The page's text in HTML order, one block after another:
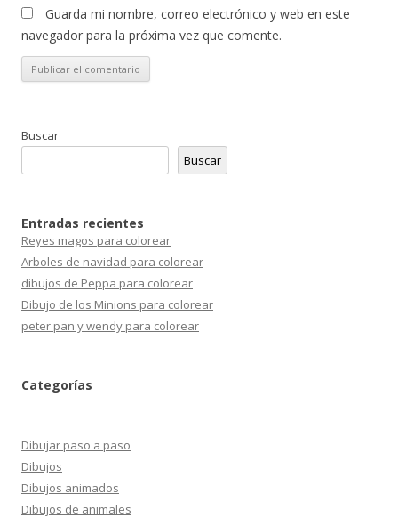
Guarda mi nombre, correo electrónico y web en este
navegador para la próxima vez que comente.
Buscar
Buscar
Entradas recientes
Reyes magos para colorear
Arboles de navidad para colorear
dibujos de Peppa para colorear
Dibujo de los Minions para colorear
peter pan y wendy para colorear
Categorías
Dibujar paso a paso
Dibujos
Dibujos animados
Dibujos de animales